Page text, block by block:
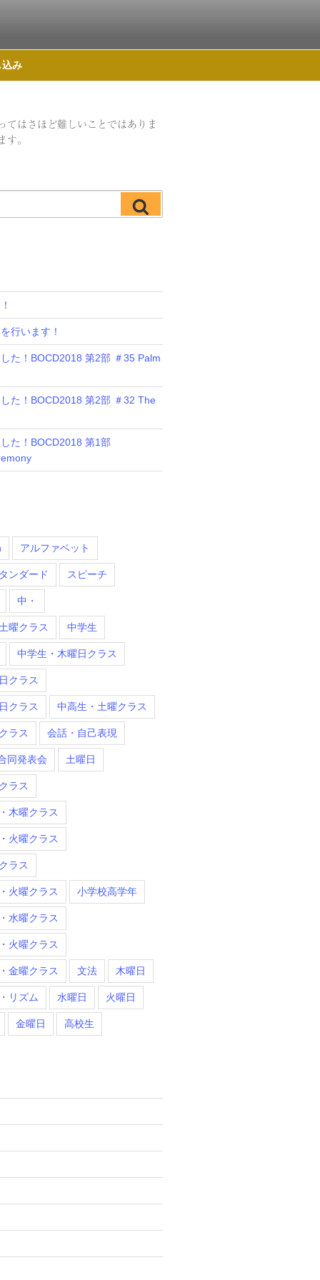
み
はさほど難しいことではありま
。
行います！
た！BOCD2018 第2部 ＃35 Palm
た！BOCD2018 第2部 ＃32 The
た！BOCD2018 第1部
アルファベット
ンダード スピーチ
中・
曜クラス 中学生
中学生・木曜日クラス
クラス
クラス 中高生・土曜クラス
ラス 会話・自己表現
同発表会 土曜日
ラス
木曜クラス
火曜クラス
ラス
火曜クラス 小学校高学年
水曜クラス
火曜クラス
金曜クラス 文法 木曜日
リズム 水曜日 火曜日
金曜日 高校生